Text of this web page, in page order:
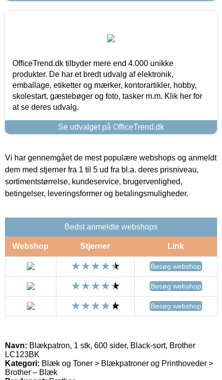
OfficeTrend.dk tilbyder mere end 4.000 unikke
produkter. De har et bredt udvalg af elektronik,
emballage, etiketter og mærker, kontorartikler, hobby,
skolestart, gæstebøger og foto, tasker m.m. Klik her for
at se deres udvalg.
Se udvalget på OfficeTrend.dk
Vi har gennemgået de mest populære webshops og anmeldt
dem med stjerner fra 1 til 5 ud fra bl.a. deres prisniveau,
sortimentstørrelse, kundeservice, brugervenlighed,
betingelser, leveringsformer og betalingsmuligheder.
Bedst anmeldte webshops
Webshop Stjerner Link
Besøg webshop
Besøg webshop
Besøg webshop
Navn: Blækpatron, 1 stk, 600 sider, Black-sort, Brother
LC123BK
Kategori: Blæk og Toner > Blækpatroner og Printhoveder >
Brother – Blæk